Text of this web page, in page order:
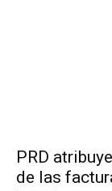
PRD
de las